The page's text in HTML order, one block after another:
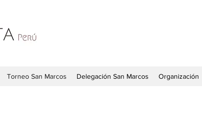
Torneo San Marcos Delegación San Marcos Organización